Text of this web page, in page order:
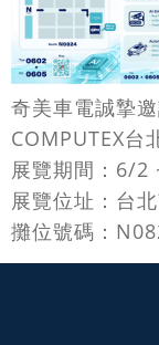
奇美車電誠摯
COMPUTEX台
展覽期間：6/2
展覽位址：台
攤位號碼：